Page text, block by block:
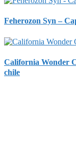
Feherozon Syn –
California Wonder
chile